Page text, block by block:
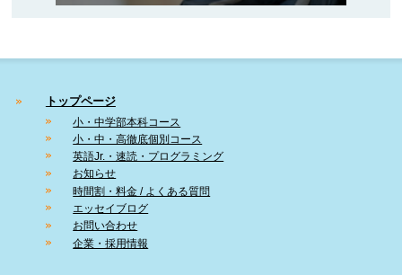
トップページ
小・中学部本科コース
小・中・高徹底個別コース
英語Jr.・速読・プログラミング
お知らせ
時間割・料金 / よくある質問
エッセイブログ
お問い合わせ
企業・採用情報